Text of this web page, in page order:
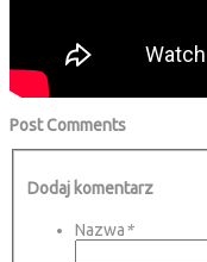
Post Comments
Dodaj komentarz
Nazwa*